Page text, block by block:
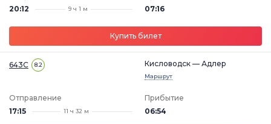
20:12
9 ч 1 м
07:16
Купить билет
643С 8.2 Кисловодск — Адлер
Маршрут
Отправление
17:15
11 ч 32 м
Прибытие
06:54